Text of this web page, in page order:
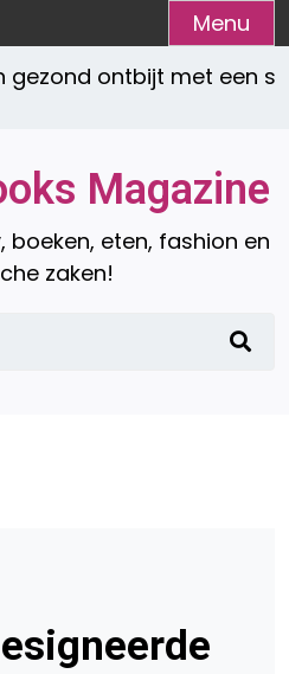
Menu
ontbijt met een
Magazine
eten, fashion en
zaken!